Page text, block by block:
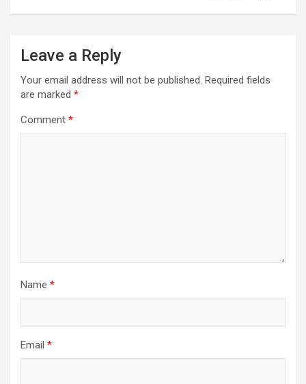
Leave a Reply
Your email address will not be published. Required fields
are marked *
Comment *
Name *
Email *